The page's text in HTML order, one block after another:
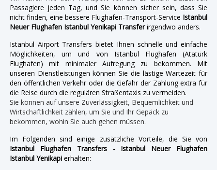
Passagiere jeden Tag, und Sie können sicher sein, dass Sie
nicht finden, eine bessere Flughafen-Transport-Service Istanbul
Neuer Flughafen Istanbul Yenikapi Transferirgendwo anders.
Istanbul Airport Transfers bietet Ihnen schnelle und einfache
Möglichkeiten, um und von Istanbul Flughafen (Atatürk
Flughafen) mit minimaler Aufregung zu bekommen. Mit
unseren Dienstleistungen können Sie die lästige Wartezeit für
den öffentlichen Verkehr oder die Gefahr der Zahlung extra für
die Reise durch die regulären Straßentaxis zu vermeiden.
Sie können auf unsere Zuverlässigkeit, Bequemlichkeit und
Wirtschaftlichkeit zählen, um Sie und Ihr Gepäck zu
bekommen, wohin Sie auch gehen müssen.
Im Folgenden sind einige zusätzliche Vorteile, die Sie von
Istanbul Flughafen Transfers - Istanbul Neuer Flughafen
Istanbul Yenikapi erhalten: